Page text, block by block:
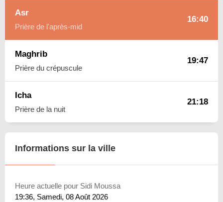
Asr
Prière de l'après-mid
16:40
Maghrib
Prière du crépuscule
19:47
Icha
Prière de la nuit
21:18
Informations sur la ville
Heure actuelle pour Sidi Moussa
19:36, Samedi, 08 Août 2026